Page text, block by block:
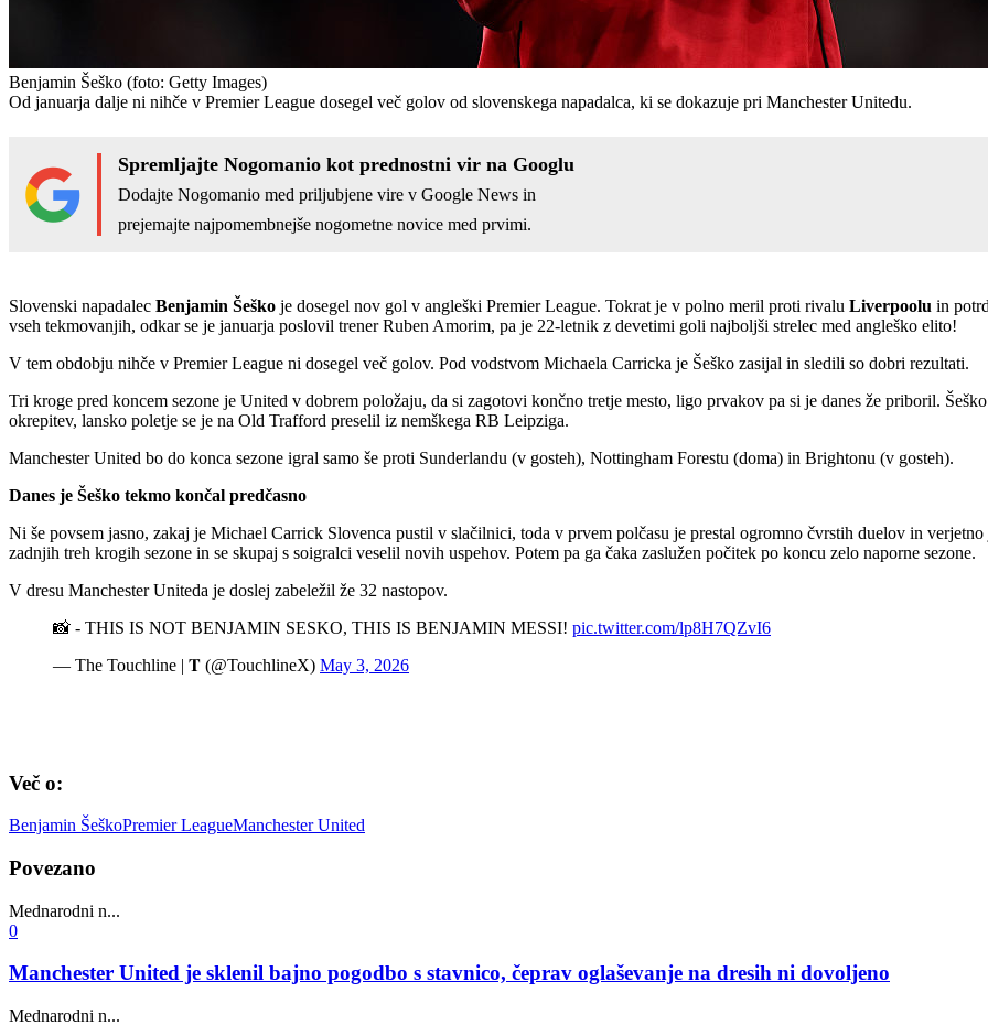
Benjamin Šeško (foto: Getty Images)
Od januarja dalje ni nihče v Premier League dosegel več golov od slovenskega napadalca, ki se dokazuje pri Manchester Unitedu.
Spremljajte Nogomanio kot prednostni vir na Googlu
Dodajte Nogomanio med priljubjene vire v Google News in
prejemajte najpomembnejše nogometne novice med prvimi.
Slovenski napadalec Benjamin Šeško je dosegel nov gol v angleški Premier League. Tokrat je v polno meril proti rivalu Liverpoolu in
vseh tekmovanjih, odkar se je januarja poslovil trener Ruben Amorim, pa je 22-letnik z devetimi goli najboljši strelec med angleško elito!
V tem obdobju nihče v Premier League ni dosegel več golov. Pod vodstvom Michaela Carricka je Šeško zasijal in sledili so dobri rezultati.
Tri kroge pred koncem sezone je United v dobrem položaju, da si zagotovi končno tretje mesto, ligo prvakov pa si je danes že priboril.
okrepitev, lansko poletje se je na Old Trafford preselil iz nemškega RB Leipziga.
Manchester United bo do konca sezone igral samo še proti Sunderlandu (v gosteh), Nottingham Forestu (doma) in Brightonu (v gosteh).
Danes je Šeško tekmo končal predčasno
Ni še povsem jasno, zakaj je Michael Carrick Slovenca pustil v slačilnici, toda v prvem polčasu je prestal ogromno čvrstih duelov in
zadnjih treh krogih sezone in se skupaj s soigralci veselil novih uspehov. Potem pa ga čaka zaslužen počitek po koncu zelo naporne sezone.
V dresu Manchester Uniteda je doslej zabeležil že 32 nastopov.
📸 - THIS IS NOT BENJAMIN SESKO, THIS IS BENJAMIN MESSI! pic.twitter.com/lp8H7QZvI6
— The Touchline | 𝐓 (@TouchlineX) May 3, 2026
Več o:
Benjamin ŠeškoPremier LeagueManchester United
Povezano
Mednarodni n...
0
Manchester United je sklenil bajno pogodbo s stavnico, čeprav oglaševanje na dresih ni dovoljeno
Mednarodni n...